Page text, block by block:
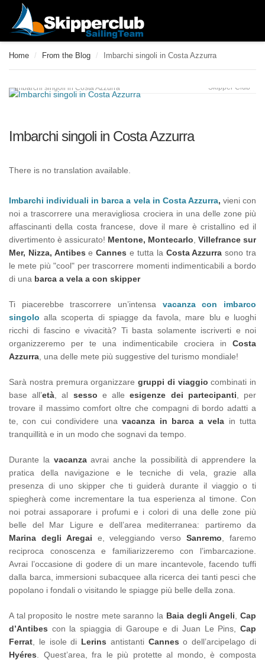
Home / From the Blog / Imbarchi singoli in Costa Azzurra
Imbarchi singoli in Costa Azzurra Skipper Club
Imbarchi singoli in Costa Azzurra
There is no translation available.
Imbarchi individuali in barca a vela in Costa Azzurra, vieni con
noi a trascorrere una meravigliosa crociera in una delle zone più
affascinanti della costa francese, dove il mare è cristallino ed il
divertimento è assicurato! Mentone, Montecarlo Villefrance sur
Mer, Nizza, AntibeseCannese tutta la Costa Azzurra sono tra
le mete più "cool" per trascorrere momenti indimenticabili a bordo
di una barca a vela a con skipper
Ti piacerebbe trascorrere un’intensa vacanza con imbarco
singolo alla scoperta di spiagge da favola, mare blu e luoghi
ricchi di fascino e vivacità? Ti basta solamente iscriverti e noi
organizzeremo per te una indimenticabile crociera in Costa
Azzurra , una delle mete più suggestive del turismo mondiale!
Sarà nostra premura organizzare gruppi di viaggio combinati in
base all’età , al sesso e alle esigenze dei partecipanti , per
trovare il massimo comfort oltre che compagni di bordo adatti a
te, con cui condividere unavacanza in barca a vela in tutta
tranquillità e in un modo che sognavi da tempo.
Durante la vacanzaavrai anche la possibilità di apprendere la
pratica della navigazione e le tecniche di vela, grazie alla
presenza di uno skipper che ti guiderà durante il viaggio o ti
spiegherà come incrementare la tua esperienza al timone. Con
noi potrai assaporare i profumi e i colori di una delle zone più
belle del Mar Ligure e dell’area mediterranea: partiremo da
Marina degli Aregai e, veleggiando versoSanremo , faremo
reciproca conoscenza e familiarizzeremo con l’imbarcazione.
Avrai l’occasione di godere di un mare incantevole, facendo tuffi
dalla barca, immersioni subacquee alla ricerca dei tanti pesci che
popolano i fondali o visitando le spiagge più belle della zona.
A tal proposito le nostre mete saranno la Baia degli Angeli ,Cap
d’Antibes con la spiaggia di Garoupe e di Juan Le Pins, Cap
Ferrat , le isole di Lerins antistanti Cannes o dell’arcipelago di
Hyéres . Quest’area, fra le più protette al mondo, è composta